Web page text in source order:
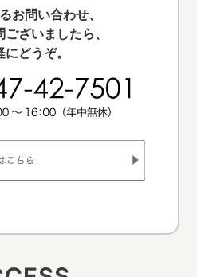
お問い合わせ、
ざいましたら、
どうぞ。